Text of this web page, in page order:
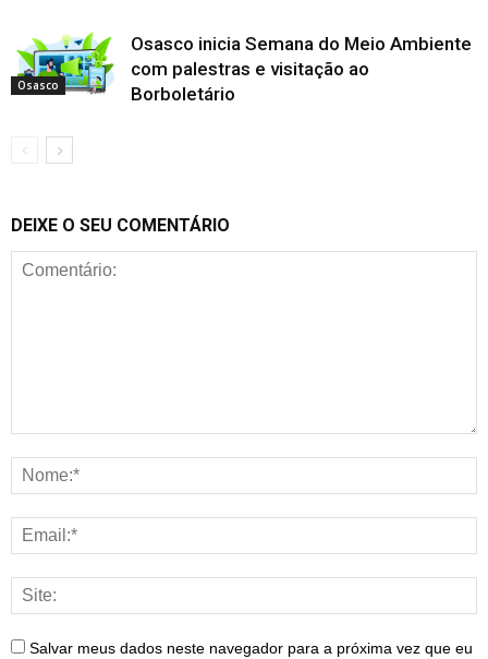
Osasco
Osasco inicia Semana do Meio Ambiente
com palestras e visitação ao
Borboletário
DEIXE O SEU COMENTÁRIO
Salvar meus dados neste navegador para a próxima vez que eu